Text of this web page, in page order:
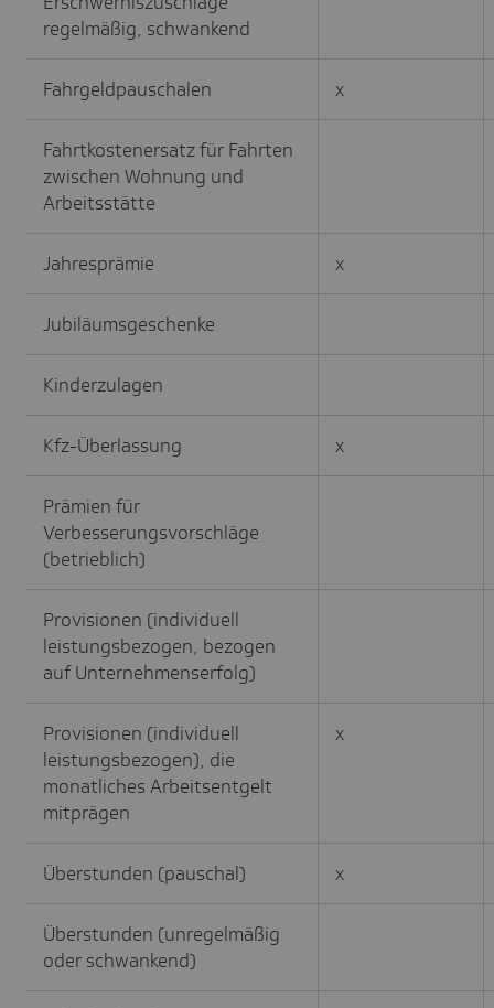
regelmäßig, schwankend
Fahrgeldpauschalen x
Fahrtkostenersatz für Fahrten
zwischen Wohnung und
Arbeitsstätte
Jahresprämie x
Jubiläumsgeschenke
Kinderzulagen
Kfz-Überlassung x
Prämien für
Verbesserungsvorschläge
(betrieblich)
Provisionen (individuell
leistungsbezogen, bezogen
auf Unternehmenserfolg)
Provisionen (individuell
leistungsbezogen), die
monatliches Arbeitsentgelt
mitprägen
x
Überstunden (pauschal) x
Überstunden (unregelmäßig
oder schwankend)